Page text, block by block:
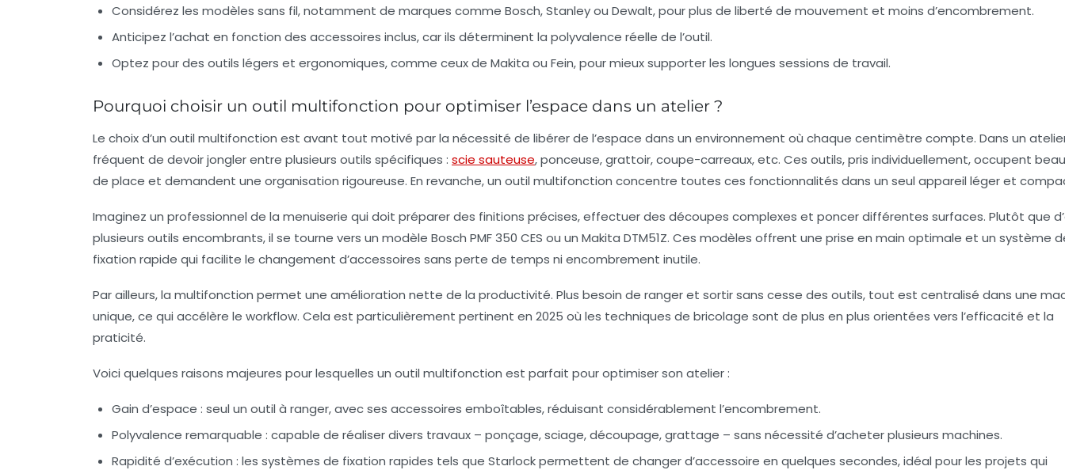
Considérez les modèles sans fil, notamment de marques comme Bosch, Stanley ou Dewalt, pour plus de liberté de mouvement et moins d’encombrement.
Anticipez l’achat en fonction des accessoires inclus, car ils déterminent la polyvalence réelle de l’outil.
Optez pour des outils légers et ergonomiques, comme ceux de Makita ou Fein, pour mieux supporter les longues sessions de travail.
Pourquoi choisir un outil multifonction pour optimiser l’espace dans un atelier ?
Le choix d’un outil multifonction est avant tout motivé par la nécessité de libérer de l’espace dans un environnement où chaque centimètre compte. Dans un
fréquent de devoir jongler entre plusieurs outils spécifiques : scie sauteuse, ponceuse, grattoir, coupe-carreaux, etc. Ces outils, pris individuellement, occupent
de place et demandent une organisation rigoureuse. En revanche, un outil multifonction concentre toutes ces fonctionnalités dans un seul appareil léger et
Imaginez un professionnel de la menuiserie qui doit préparer des finitions précises, effectuer des découpes complexes et poncer différentes surfaces. Plutôt que
plusieurs outils encombrants, il se tourne vers un modèle Bosch PMF 350 CES ou un Makita DTM51Z. Ces modèles offrent une prise en main optimale et un système
fixation rapide qui facilite le changement d’accessoires sans perte de temps ni encombrement inutile.
Par ailleurs, la multifonction permet une amélioration nette de la productivité. Plus besoin de ranger et sortir sans cesse des outils, tout est centralisé dans une
unique, ce qui accélère le workflow. Cela est particulièrement pertinent en 2025 où les techniques de bricolage sont de plus en plus orientées vers l’efficacité et la
praticité.
Voici quelques raisons majeures pour lesquelles un outil multifonction est parfait pour optimiser son atelier :
Gain d’espace : seul un outil à ranger, avec ses accessoires emboîtables, réduisant considérablement l’encombrement.
Polyvalence remarquable : capable de réaliser divers travaux – ponçage, sciage, découpage, grattage – sans nécessité d’acheter plusieurs machines.
Rapidité d’exécution : les systèmes de fixation rapides tels que Starlock permettent de changer d’accessoire en quelques secondes, idéal pour les projets qui